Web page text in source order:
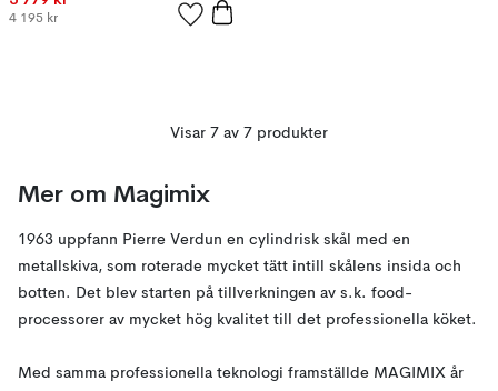
4 195 kr
Visar 7 av 7 produkter
Mer om Magimix
1963 uppfann Pierre Verdun en cylindrisk skål med en
metallskiva, som roterade mycket tätt intill skålens insida och
botten. Det blev starten på tillverkningen av s.k. food-
processorer av mycket hög kvalitet till det professionella köket.
Med samma professionella teknologi framställde MAGIMIX år